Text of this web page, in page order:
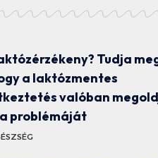
Tudja
a laktózmentes
valóban
problémáját